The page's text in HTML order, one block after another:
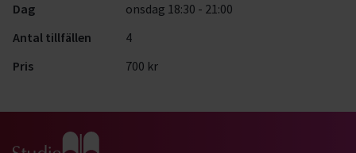
Dag
onsdag 18:30 - 21:00
Antal tillfällen
4
Pris
700 kr
Gå till studiefrämjandets startsida